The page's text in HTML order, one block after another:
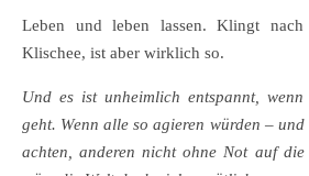
Leben und leben lassen. Klingt nach
Klischee, ist aber wirklich so.
Und es ist unheimlich entspannt,
geht. Wenn alle so agieren würden –
achten, anderen nicht ohne Not auf